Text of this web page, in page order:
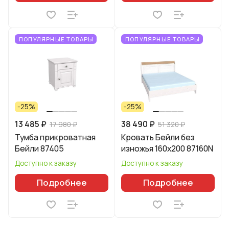
ПОПУЛЯРНЫЕ ТОВАРЫ
-25%
13 485 ₽ 17 980 ₽
Тумба прикроватная
Бейли 87405
Доступно к заказу
Подробнее
ПОПУЛЯРНЫЕ ТОВАРЫ
-25%
38 490 ₽ 51 320 ₽
Кровать Бейли без
изножья 160х200 87160N
Доступно к заказу
Подробнее